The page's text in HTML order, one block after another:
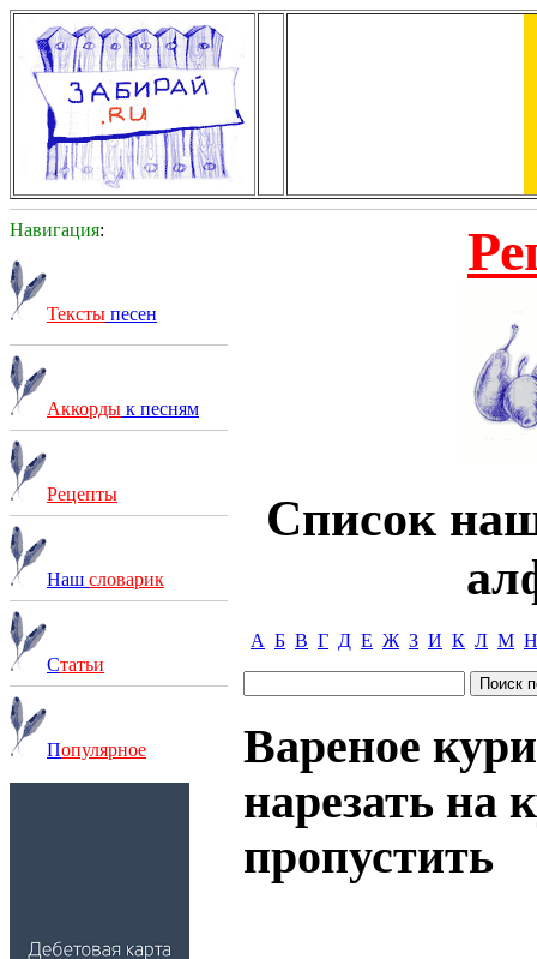
Навигация:
Тексты песен
Аккорды к песням
Рецепты
Наш словарик
Статьи
Популярное
Список
А Б В Г Д Е Ж З И К Л М Н
Вареное
нарезать на
пропустить